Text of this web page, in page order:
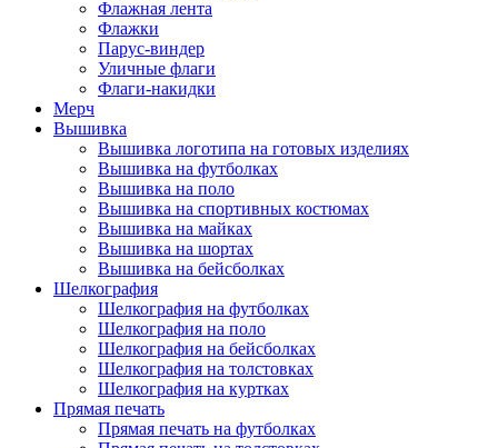
Флажная лента
Флажки
Парус-виндер
Уличные флаги
Флаги-накидки
Мерч
Вышивка
Вышивка логотипа на готовых изделиях
Вышивка на футболках
Вышивка на поло
Вышивка на спортивных костюмах
Вышивка на майках
Вышивка на шортах
Вышивка на бейсболках
Шелкография
Шелкография на футболках
Шелкография на поло
Шелкография на бейсболках
Шелкография на толстовках
Шелкография на куртках
Прямая печать
Прямая печать на футболках